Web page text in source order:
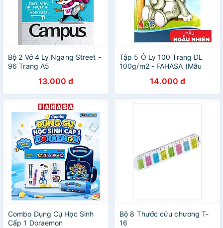
Bộ 2 Vở 4 Ly Ngang Street -
96 Trang A5
13.000 đ
Tập 5 Ô Ly 100 Trang ĐL
100g/m2 - FAHASA (Mẫu
14.000 đ
Combo Dụng Cụ Học Sinh
Cấp 1 Doraemon
Bộ 8 Thước cửu chương T-
16